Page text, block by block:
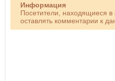
Информация
Посетители, находящиеся в
оставлять комментарии к